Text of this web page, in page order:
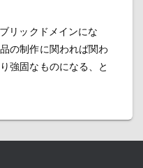
リックドメインにな
の制作に関われば関わ
強固なものになる、と